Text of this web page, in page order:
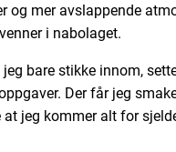
og mer avslappende
i nabolaget.
jeg bare stikke innom,
Der får jeg
at jeg kommer alt for